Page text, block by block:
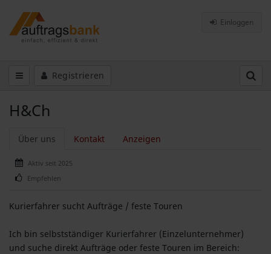
Einloggen
Registrieren
H&Ch
Über uns Kontakt Anzeigen
Aktiv seit 2025
Empfehlen
Kurierfahrer sucht Aufträge / feste Touren
Ich bin selbstständiger Kurierfahrer (Einzelunternehmer)
und suche direkt Aufträge oder feste Touren im Bereich: